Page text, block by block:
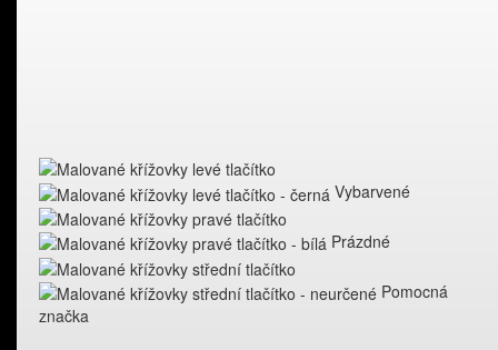
Vybarvené
Prázdné
Pomocná
značka